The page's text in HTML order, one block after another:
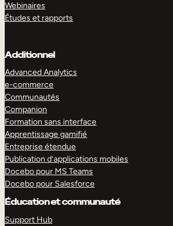
Webinaires
Études et rapports
Additionnel
Advanced Analytics
e-commerce
Communautés
Companion
Formation sans interface
Apprentissage gamifié
Entreprise étendue
Publication d’applications mobiles
Docebo pour MS Teams
Docebo pour Salesforce
Éducation et communauté
Support Hub